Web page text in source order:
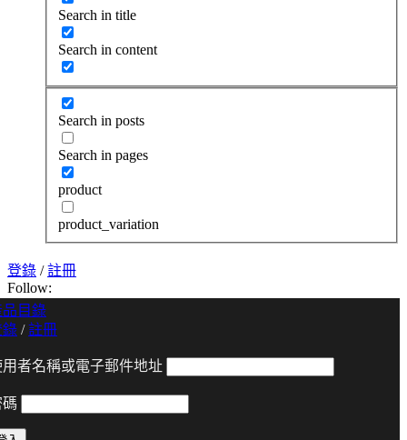
Search in title
Search in content
Search in posts
Search in pages
product
product_variation
登錄 /註冊
Follow:
品目錄
錄 /註冊
用者名稱或電子郵件地址